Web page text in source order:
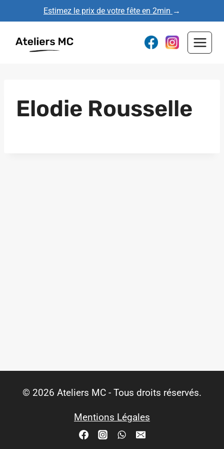
au
contenu
Estimez le prix de votre fête en 2min →
Elodie Rousselle
© 2026 Ateliers MC - Tous droits réservés.
Mentions Légales